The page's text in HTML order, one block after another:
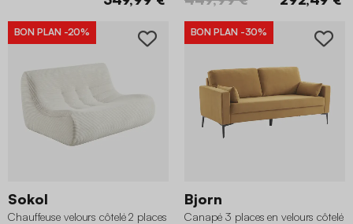
BON PLAN -20%
Sokol
Chauffeuse velours côtelé 2 places
BON PLAN -30%
Bjorn
Canapé 3 places en velours côtelé